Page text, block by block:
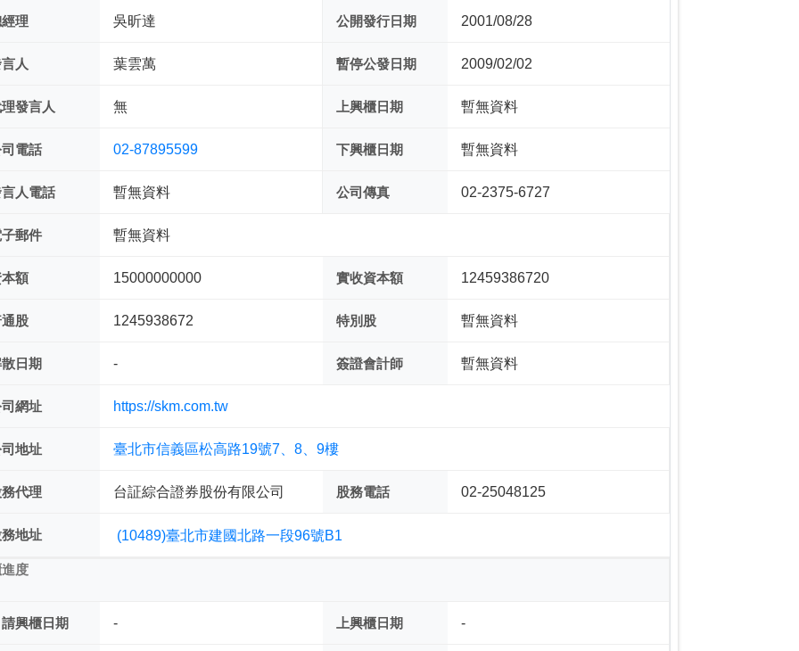
理 吳昕達 公開發行日期 2001/08/28
人 葉雲萬 暫停公發日期 2009/02/02
發言人 無 上興櫃日期 暫無資料
電話 02-87895599 下興櫃日期 暫無資料
人電話 暫無資料 公司傳真 02-2375-6727
郵件 暫無資料
額 15000000000 實收資本額 12459386720
股 1245938672 特別股 暫無資料
日期 - 簽證會計師 暫無資料
網址 https://skm.com.tw
地址 臺北市信義區松高路19號7、8、9樓
代理 台証綜合證券股份有限公司 股務電話 02-25048125
地址 (10489)臺北市建國北路一段96號B1
度
興櫃日期 - 上興櫃日期 -